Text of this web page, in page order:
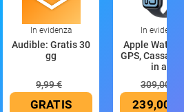
In evidenza
Audible: Gratis 30
gg
9,99 €
GRATIS
In evidenza
Apple Watch
GPS, Cassa
in all
309,00 €
239,00 €